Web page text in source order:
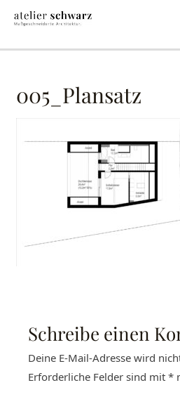
005_Plansatz
Schreibe einen
Deine E-Mail-Adresse wird
Erforderliche Felder sind mit*